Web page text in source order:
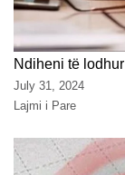
Ndiheni të
July 31, 2024
Lajmi i Pare